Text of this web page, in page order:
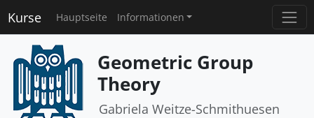
Kurse Hauptseite Informationen
Geometric Group
Theory
Gabriela Weitze-Schmithuesen